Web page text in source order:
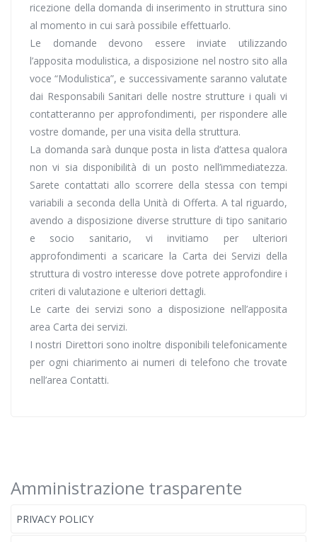
ricezione della domanda di inserimento in struttura sino
al momento in cui sarà possibile effettuarlo.
Le domande devono essere inviate utilizzando
l’apposita modulistica, a disposizione nel nostro sito alla
voce “Modulistica”, e successivamente saranno valutate
dai Responsabili Sanitari delle nostre strutture i quali vi
contatteranno per approfondimenti, per rispondere alle
vostre domande, per una visita della struttura.
La domanda sarà dunque posta in lista d’attesa qualora
non vi sia disponibilità di un posto nell’immediatezza.
Sarete contattati allo scorrere della stessa con tempi
variabili a seconda della Unità di Offerta. A tal riguardo,
avendo a disposizione diverse strutture di tipo sanitario
e socio sanitario, vi invitiamo per ulteriori
approfondimenti a scaricare la Carta dei Servizi della
struttura di vostro interesse dove potrete approfondire i
criteri di valutazione e ulteriori dettagli.
Le carte dei servizi sono a disposizione nell’apposita
area Carta dei servizi.
I nostri Direttori sono inoltre disponibili telefonicamente
per ogni chiarimento ai numeri di telefono che trovate
nell’area Contatti.
Amministrazione trasparente
PRIVACY POLICY